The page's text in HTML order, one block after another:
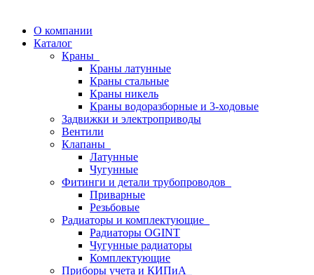
О компании
Каталог
Краны
Краны латунные
Краны стальные
Краны никель
Краны водоразборные и 3-ходовые
Задвижки и электроприводы
Вентили
Клапаны
Латунные
Чугунные
Фитинги и детали трубопроводов
Приварные
Резьбовые
Радиаторы и комплектующие
Радиаторы OGINT
Чугунные радиаторы
Комплектующие
Приборы учета и КИПиА